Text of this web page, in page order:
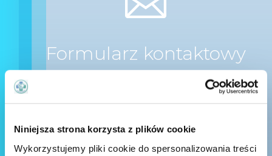
Niniejsza strona korzysta z plików cookie
Wykorzystujemy pliki cookie do spersonalizowania treści
Formularz kontaktowy